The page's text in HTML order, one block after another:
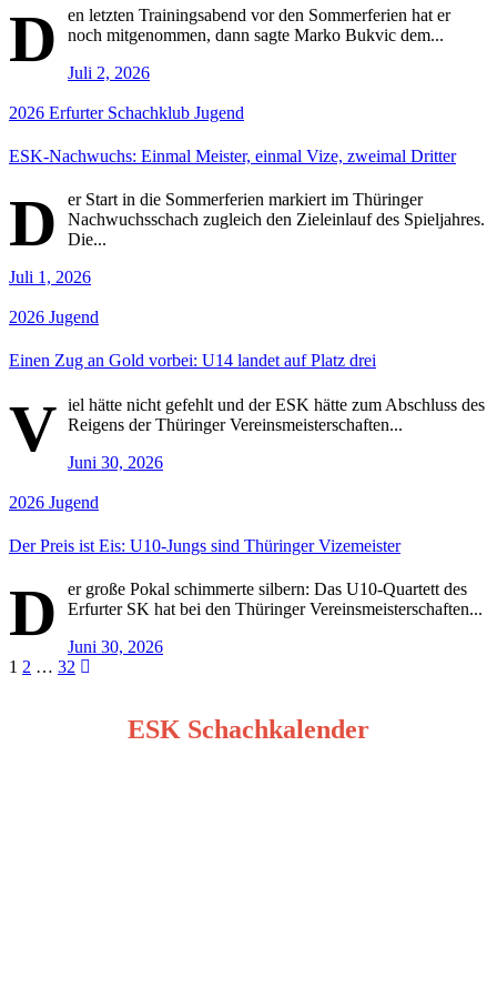
D
en letzten Trainingsabend vor den Sommerferien hat er
noch mitgenommen, dann sagte Marko Bukvic dem...
Juli 2, 2026
2026 Erfurter Schachklub Jugend
ESK-Nachwuchs: Einmal Meister, einmal Vize, zweimal Dritter
D
er Start in die Sommerferien markiert im Thüringer
Nachwuchsschach zugleich den Zieleinlauf des Spieljahres.
Die...
Juli 1, 2026
2026 Jugend
Einen Zug an Gold vorbei: U14 landet auf Platz drei
V iel hätte nicht gefehlt und der ESK hätte zum Abschluss des
Reigens der Thüringer Vereinsmeisterschaften...
Juni 30, 2026
2026 Jugend
Der Preis ist Eis: U10-Jungs sind Thüringer Vizemeister
D
er große Pokal schimmerte silbern: Das U10-Quartett des
Erfurter SK hat bei den Thüringer Vereinsmeisterschaften...
Juni 30, 2026
Seitennummerierung
1 2 … 32
ESK Schachkalender